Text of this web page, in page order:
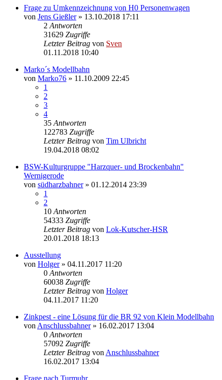
Frage zu Umkennzeichnung von H0 Personenwagen
von Jens Gießler» 13.10.2018 17:11
2 Antworten
31629 Zugriffe
Letzter Beitrag von Sven
01.11.2018 10:40
Marko´s Modellbahn
von Marko76 » 11.10.2009 22:45
1
2
3
4
35 Antworten
122783 Zugriffe
Letzter Beitrag von Tim Ulbricht
19.04.2018 08:02
BSW-Kulturgruppe "Harzquer- und Brockenbahn"
Wernigerode
von südharzbahner» 01.12.2014 23:39
1
2
10 Antworten
54333 Zugriffe
Letzter Beitrag von Lok-Kutscher-HSR
20.01.2018 18:13
Ausstellung
von Holger» 04.11.2017 11:20
0 Antworten
60038 Zugriffe
Letzter Beitrag von Holger
04.11.2017 11:20
Zinkpest - eine Lösung für die BR 92 von Klein Modellbahn
von Anschlussbahner» 16.02.2017 13:04
0 Antworten
57092 Zugriffe
Letzter Beitrag von Anschlussbahner
16.02.2017 13:04
Frage nach Turmuhr